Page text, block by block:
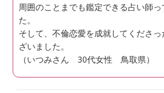
周囲のことまでも鑑定できる占い師
た。
そして、不倫恋愛を成就してくださ
ざいました。
（いつみさん 30代女性 鳥取県）